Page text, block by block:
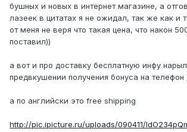
бушных и новых в интернет магазине, а
лазеек в цитатах я не ожидал, так же как и
от меня не веря что такая цена, что након
поставил))
а вот и про доставку бесплатную инфу
предвкушении получения бонуса на телефон
а по английски это free shipping
http://pic.ipicture.ru/uploads/090411/